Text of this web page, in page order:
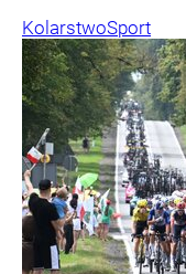
KolarstwoSport